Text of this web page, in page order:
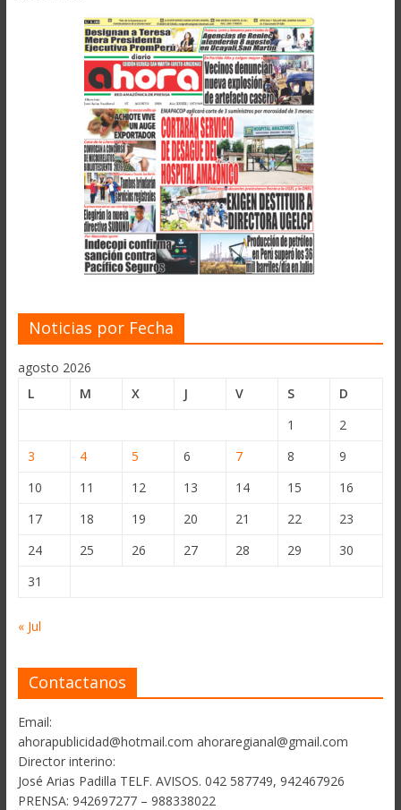
Noticias por Fecha
agosto 2026
L
M X J V S
D
1
2
3
4 5 6 7 8
9
10
11 12 13 14 15
16
17
18 19 20 21 22
23
24
25 26 27 28 29
30
31
« Jul
Contactanos
Email:
ahorapublicidad@hotmail.com ahoraregianal@gmail.com
Director interino:
José Arias Padilla TELF. AVISOS. 042 587749, 942467926
PRENSA: 942697277 – 988338022